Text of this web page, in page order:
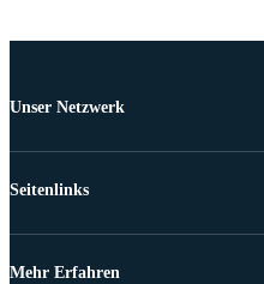
Unser Netzwerk
Seitenlinks
Mehr Erfahren